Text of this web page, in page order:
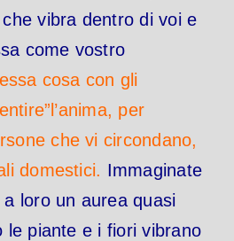
che vibra dentro di voi e
come vostro
cosa con gli
per
che vi circondano,
domestici. Immaginate
loro un aurea quasi
le piante e i fiori vibrano